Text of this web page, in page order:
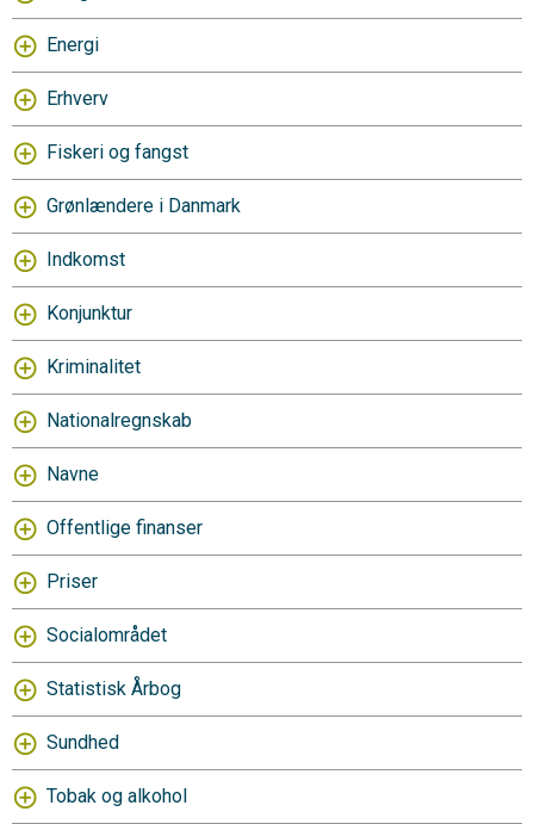
Energi
Erhverv
Fiskeri og fangst
Grønlændere i Danmark
Indkomst
Konjunktur
Kriminalitet
Nationalregnskab
Navne
Offentlige finanser
Priser
Socialområdet
Statistisk Årbog
Sundhed
Tobak og alkohol